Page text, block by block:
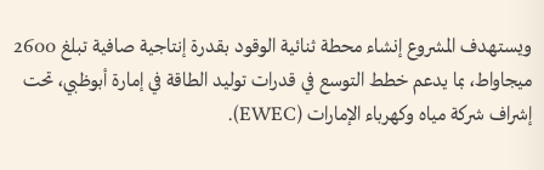
ويستهدف المشروع إنشاء محطة ثنائية الوقود بقدرة إنتاجية صافية تبلغ 2600
ميجاواط، بما يدعم خطط التوسع في قدرات توليد الطاقة في إمارة أبوظبي، تحت
إشراف شركة مياه وكهرباء الإمارات (EWEC).